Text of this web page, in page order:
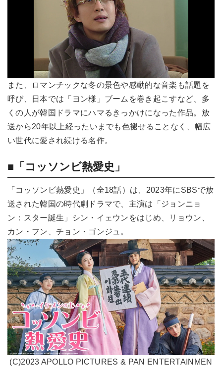
また、ロマンチックな冬の景色や感動的な音楽も話題を
呼び、日本では「ヨン様」ブームを巻き起こすなど、多
くの人が韓国ドラマにハマるきっかけになった作品。放
送から20年以上経ったいまでも色褪せることなく、幅広
い世代に愛され続ける名作。
■「コッソンビ熱愛史」
「コッソンビ熱愛史」（全18話）は、2023年にSBSで放
送された韓国の時代劇ドラマで、主演は「ジョンニョ
ン：スター誕生」シン・イェウンをはじめ、リョウン、
カン・フン、チョン・ゴンジュ。
(C)2023 APOLLO PICTURES & PAN ENTERTAINMEN